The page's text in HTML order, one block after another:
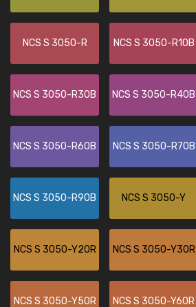
NCS S 3050-R NCS S 3050-R10B
NCS S 3050-R30B NCS S 3050-R40B
NCS S 3050-R60B NCS S 3050-R70B
NCS S 3050-R90B NCS S 3050-Y
NCS S 3050-Y20R NCS S 3050-Y30R
NCS S 3050-Y50R NCS S 3050-Y60R